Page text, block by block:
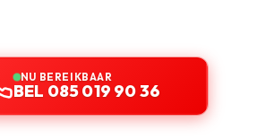
NU BEREIKBAAR
BEL 085 019 90 36